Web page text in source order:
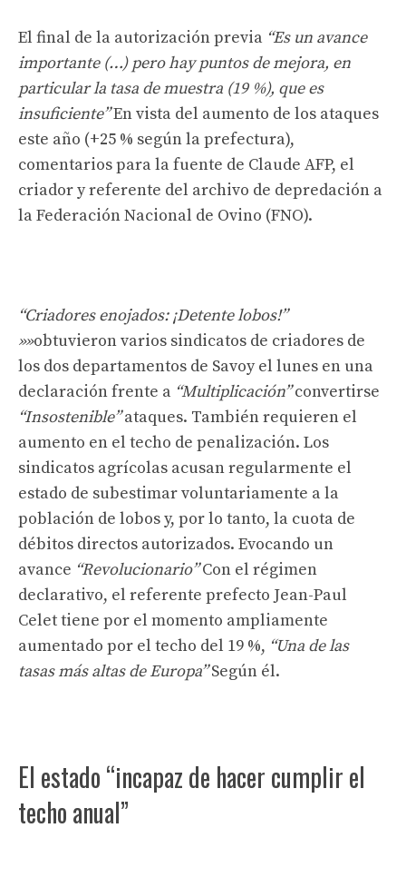
El final de la autorización previa “Es un avance
importante (…) pero hay puntos de mejora, en
particular la tasa de muestra (19 %), que es
insuficiente”En vista del aumento de los ataques
este año (+25 % según la prefectura),
comentarios para la fuente de Claude AFP, el
criador y referente del archivo de depredación a
la Federación Nacional de Ovino (FNO).
“Criadores enojados: ¡Detente lobos!”
»»obtuvieron varios sindicatos de criadores de
los dos departamentos de Savoy el lunes en una
declaración frente a “Multiplicación”convertirse
“Insostenible”ataques. También requieren el
aumento en el techo de penalización. Los
sindicatos agrícolas acusan regularmente el
estado de subestimar voluntariamente a la
población de lobos y, por lo tanto, la cuota de
débitos directos autorizados. Evocando un
avance “Revolucionario”Con el régimen
declarativo, el referente prefecto Jean-Paul
Celet tiene por el momento ampliamente
aumentado por el techo del 19 %, “Una de las
tasas más altas de Europa”Según él.
El estado “incapaz de hacer cumplir el
techo anual”